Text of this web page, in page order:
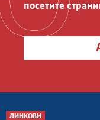
посетите
ЛИНКОВИ